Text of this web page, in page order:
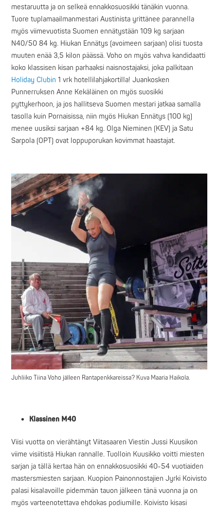
mestaruutta ja on selkeä ennakkosuosikki tänäkin vuonna.
Tuore tuplamaailmanmestari Austinista yrittänee parannella
myös viimevuotista Suomen ennätystään 109 kg sarjaan
N40/50 84 kg. Hiukan Ennätys (avoimeen sarjaan) olisi tuosta
muuten enää 3,5 kilon päässä. Voho on myös vahva kandidaatti
koko klassisen kisan parhaaksi naisnostajaksi, joka palkitaan
Holiday Clubin 1 vrk hotellilahjakortilla! Juankosken
Punnerruksen Anne Kekäläinen on myös suosikki
pyttykerhoon, ja jos hallitseva Suomen mestari jatkaa samalla
tasolla kuin Pornaisissa, niin myös Hiukan Ennätys (100 kg)
menee uusiksi sarjaan +84 kg. Olga Nieminen (KEV) ja Satu
Sarpola (OPT) ovat loppuporukan kovimmat haastajat.
Juhliiko Tiina Voho jälleen Rantapenkkareissa? Kuva Maaria Haikola.
Klassinen M40
Viisi vuotta on vierähtänyt Viitasaaren Viestin Jussi Kuusikon
viime visiitistä Hiukan rannalle. Tuolloin Kuusikko voitti miesten
sarjan ja tällä kertaa hän on ennakkosuosikki 40-54 vuotiaiden
mastersmiesten sarjaan. Kuopion Painonnostajien Jyrki Koivisto
palasi kisalavoille pidemmän tauon jälkeen tänä vuonna ja on
myös varteenotettava ehdokas podiumille. Koivisto kisasi